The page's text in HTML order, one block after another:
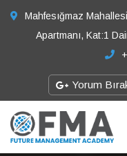
Mahfesığmaz
Apartmanı, Kat:1
Yorum